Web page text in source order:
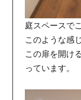
庭スペースで
このような感
この扉を開け
っています。